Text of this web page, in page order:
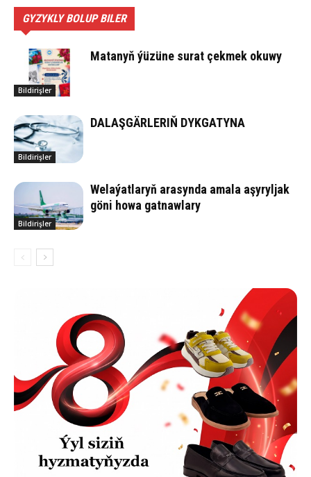
GYZYKLY BOLUP BILER
Bildirişler
Matanyň ýüzüne surat çekmek okuwy
Bildirişler
DALAŞGÄRLERIŇ DYKGATYNA
Bildirişler
Welaýatlaryň arasynda amala aşyryljak
göni howa gatnawlary